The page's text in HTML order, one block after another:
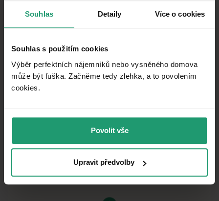
Souhlas Detaily Více o cookies
Souhlas s použitím cookies
Výběr perfektních nájemníků nebo vysněného domova
může být fuška. Začněme tedy zlehka, a to povolením
cookies.​
Povolit vše
Upravit předvolby
Lodžia 7 m²
V okolí nehnuteľnosti nájdete